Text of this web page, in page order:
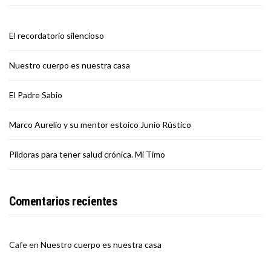
El recordatorio silencioso
Nuestro cuerpo es nuestra casa
El Padre Sabio
Marco Aurelio y su mentor estoico Junio Rústico
Píldoras para tener salud crónica. Mi Timo
Comentarios recientes
Cafeen Nuestro cuerpo es nuestra casa